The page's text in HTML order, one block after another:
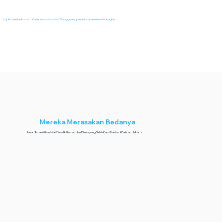
Implementasi cepat. Cakupan terkontrol. Gangguan operasional seminimal mungkin.
Mereka Merasakan Bedanya
Ulasan Terverifikasi dari Pemilik Rumah dan Bisnis yang Telah Kami Bantu di Bali dan Jakarta